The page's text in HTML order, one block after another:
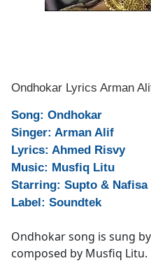
Ondhokar Lyrics Arman
Song: Ondhokar
Singer: Arman Alif
Lyrics: Ahmed Risvy
Music: Musfiq Litu
Starring: Supto & Nafisa
Label: Soundtek
Ondhokar song is sung
composed by Musfiq Litu.